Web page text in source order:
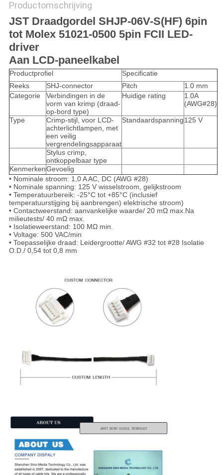
Productomschrijving
JST Draadgordel SHJP-06V-S(HF) 6pin
tot Molex 51021-0500 5pin FCII LED-
driver
Aan LCD-paneelkabel
Productprofiel
Specificatie
Reeks
SHJ-connector Pitch
1.0 mm
Categorie
Verbindingen in de
vorm van krimp (draad-
op-bord type)
Huidige rating
1.0A
(AWG#28)
Type
Crimp-stijl, voor LCD-
achterlichtlampen, met
een veilig
vergrendelingsapparaat
Standaardspanning125 V
Stylus crimp,
ontkoppelbaar type
KenmerkenGevoelig
• Nominale stroom: 1,0 A AC, DC (AWG #28)
• Nominale spanning: 125 V wisselstroom, gelijkstroom
• Temperatuurbereik: -25°C tot +85°C (inclusief
temperatuurstijging bij aanbrengen) elektrische stroom)
• Contactweerstand: aanvankelijke waarde/ 20 mΩ max.Na
milieutests/ 40 mΩ max.
• Isolatieweerstand: 100 MΩ min.
• Voltage: 500 VAC/min
• Toepasselijke draad: Leidergrootte/ AWG #32 tot #28 Isolatie
O.D./ 0,54 tot 0,8 mm